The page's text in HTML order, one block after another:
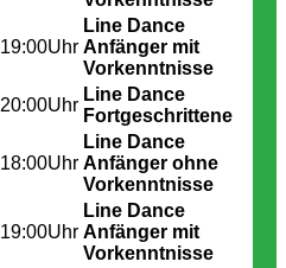
19:00Uhr
Line Dance
Anfänger mit
Vorkenntnisse
20:00Uhr
Line Dance
Fortgeschrittene
18:00Uhr
Line Dance
Anfänger ohne
Vorkenntnisse
19:00Uhr
Line Dance
Anfänger mit
Vorkenntnisse